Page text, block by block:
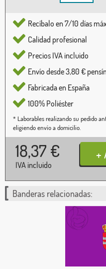
Recíbalo en 7/10 días
Calidad profesional
Precios IVA incluido
Envío desde 3,80 €
Fabricada en España
100% Poliéster
* Laborables realizando su pedido
eligiendo envío a domicilio.
18,37 €
IVA incluido
Banderas relacionadas: